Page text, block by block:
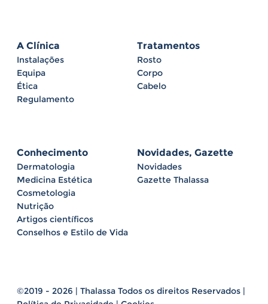
A Clínica
Instalações
Equipa
Ética
Regulamento
Tratamentos
Rosto
Corpo
Cabelo
Conhecimento
Dermatologia
Medicina Estética
Cosmetologia
Nutrição
Artigos científicos
Conselhos e Estilo de Vida
Novidades, Gazette
Novidades
Gazette Thalassa
©2019 - 2026 | Thalassa Todos os direitos Reservados |